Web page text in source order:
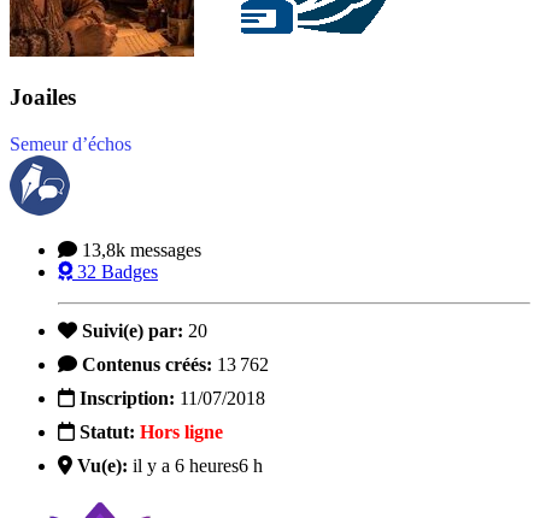
Joailes
Semeur d’échos
13,8k messages
32 Badges
Suivi(e) par: 20
Contenus créés: 13 762
Inscription: 11/07/2018
Statut: Hors ligne
Vu(e): il y a 6 heures6 h